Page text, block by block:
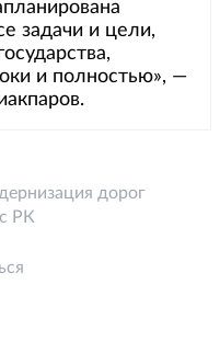
задачи и цели,
и полностью», —
дорог
РК